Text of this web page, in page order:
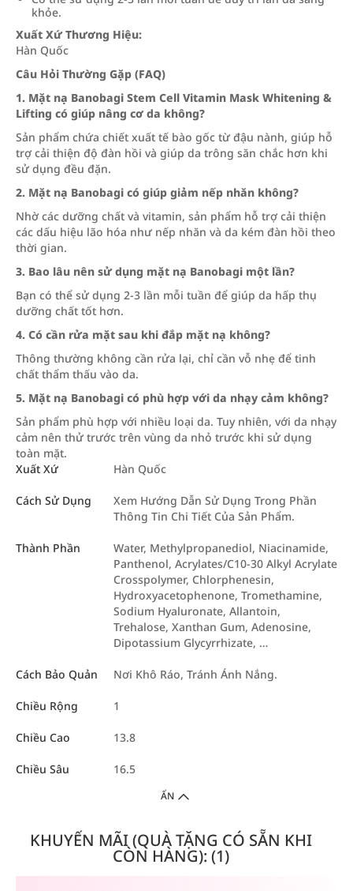
khỏe.
Xuất Xứ Thương Hiệu:
Hàn Quốc
Câu Hỏi Thường Gặp (FAQ)
1. Mặt nạ Banobagi Stem Cell Vitamin Mask Whitening &
Lifting có giúp nâng cơ da không?
Sản phẩm chứa chiết xuất tế bào gốc từ đậu nành, giúp hỗ
trợ cải thiện độ đàn hồi và giúp da trông săn chắc hơn khi
sử dụng đều đặn.
2. Mặt nạ Banobagi có giúp giảm nếp nhăn không?
Nhờ các dưỡng chất và vitamin, sản phẩm hỗ trợ cải thiện
các dấu hiệu lão hóa như nếp nhăn và da kém đàn hồi theo
thời gian.
3. Bao lâu nên sử dụng mặt nạ Banobagi một lần?
Bạn có thể sử dụng 2-3 lần mỗi tuần để giúp da hấp thụ
dưỡng chất tốt hơn.
4. Có cần rửa mặt sau khi đắp mặt nạ không?
Thông thường không cần rửa lại, chỉ cần vỗ nhẹ để tinh
chất thẩm thấu vào da.
5. Mặt nạ Banobagi có phù hợp với da nhạy cảm không?
Sản phẩm phù hợp với nhiều loại da. Tuy nhiên, với da nhạy
cảm nên thử trước trên vùng da nhỏ trước khi sử dụng
toàn mặt.
Xuất Xứ
Hàn Quốc
Cách Sử Dụng
Xem Hướng Dẫn Sử Dụng Trong Phần
Thông Tin Chi Tiết Của Sản Phẩm.
Thành Phần
Water, Methylpropanediol, Niacinamide,
Panthenol, Acrylates/C10-30 Alkyl Acrylate
Crosspolymer, Chlorphenesin,
Hydroxyacetophenone, Tromethamine,
Sodium Hyaluronate, Allantoin,
Trehalose, Xanthan Gum, Adenosine,
Dipotassium Glycyrrhizate, …
Cách Bảo Quản Nơi Khô Ráo, Tránh Ánh Nắng.
Chiều Rộng 1
Chiều Cao 13.8
Chiều Sâu 16.5
ẨN
KHUYẾN MÃI (QUÀ TẶNG CÓ SẴN KHI
CÒN HÀNG): (1)